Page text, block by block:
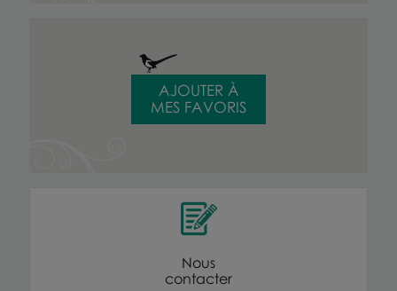
AJOUTER À
MES FAVORIS
Nous
contacter